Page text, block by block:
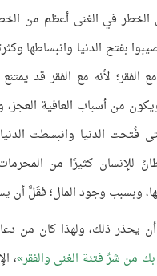
الخطر في الغنى أعظم من
بفتح الدنيا وانبساطها
الفقر؛ لأنه مع الفقر قد
من أسباب العافية
فُتحت الدنيا وانبسطت
للإنسان كثيرًا من
وبسبب وجود المال؛ فقَلَّ أن
يحذر ذلك، ولهذا كان من
بك من شرِّ فتنة الغنى والفقر ،